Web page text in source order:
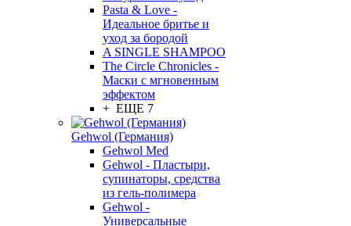
Pasta & Love -
Идеальное бритье и
уход за бородой
A SINGLE SHAMPOO
The Circle Chronicles -
Маски с мгновенным
эффектом
+ ЕЩЕ 7
Gehwol (Германия)
Gehwol Med
Gehwol - Пластыри,
супинаторы, средства
из гель-полимера
Gehwol -
Универсальные